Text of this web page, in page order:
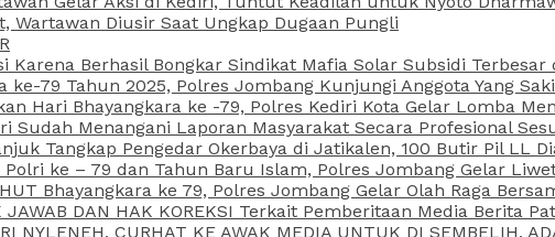
Wartawan Diusir Saat Ungkap Dugaan Pungli
Karena Berhasil Bongkar Sindikat Mafia Solar Subsidi
ke-79 Tahun 2025, Polres Jombang Kunjungi Anggota Yang
Hari Bhayangkara ke -79, Polres Kediri Kota Gelar Lomba
Sudah Menangani Laporan Masyarakat Secara Profesional
Tangkap Pengedar Okerbaya di Jatikalen, 100 Butir Pil LL
ke – 79 dan Tahun Baru Islam, Polres Jombang Gelar
Bhayangkara ke 79, Polres Jombang Gelar Olah Raga
DAN HAK KOREKSI Terkait Pemberitaan Media Berita
NYLENEH, CURHAT KE AWAK MEDIA UNTUK DI SEMBELIH,